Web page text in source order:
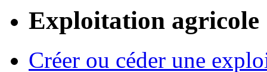
Exploitation agricole
Créer ou céder une